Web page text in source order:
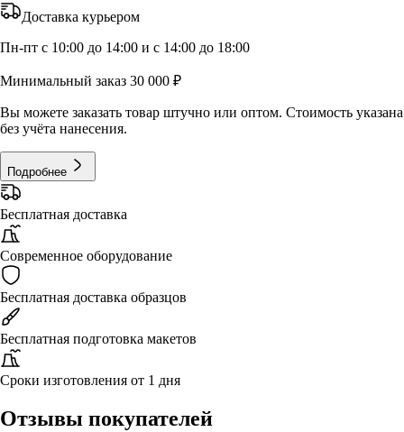
Доставка курьером
Пн-пт с 10:00 до 14:00 и с 14:00 до 18:00
Минимальный заказ 30 000 ₽
Вы можете заказать товар штучно или оптом. Стоимость указана
без учёта нанесения.
Подробнее
Бесплатная доставка
Современное оборудование
Бесплатная доставка образцов
Бесплатная подготовка макетов
Сроки изготовления от 1 дня
Отзывы покупателей